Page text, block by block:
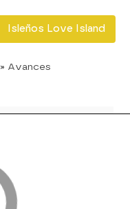
Isleños Love Island
» Avances